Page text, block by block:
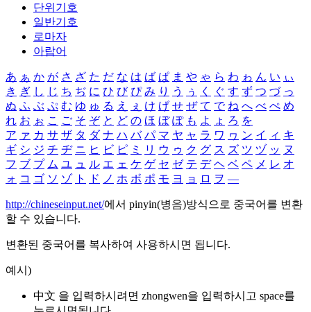
단위기호
일반기호
로마자
아랍어
あ ぁ か が さ ざ た だ な は ば ぱ ま や ゃ ら わ ゎ ん い ぃ
き ぎ し じ ち ぢ に ひ び ぴ み り う ぅ く ぐ す ず つ づ っ
ぬ ふ ぶ ぷ む ゆ ゅ る え ぇ け げ せ ぜ て で ね へ べ ぺ め
れ お ぉ こ ご そ ぞ と ど の ほ ぼ ぽ も よ ょ ろ を
ア ァ カ サ ザ タ ダ ナ ハ バ パ マ ヤ ャ ラ ワ ヮ ン イ ィ キ
ギ シ ジ チ ヂ ニ ヒ ビ ピ ミ リ ウ ゥ ク グ ス ズ ツ ヅ ッ ヌ
フ ブ プ ム ユ ュ ル エ ェ ケ ゲ セ ゼ テ デ ヘ ベ ペ メ レ オ
ォ コ ゴ ソ ゾ ト ド ノ ホ ボ ポ モ ヨ ョ ロ ヲ ―
http://chineseinput.net/에서 pinyin(병음)방식으로 중국어를 변환
할 수 있습니다.
변환된 중국어를 복사하여 사용하시면 됩니다.
예시)
中文 을 입력하시려면 zhongwen을 입력하시고 space를